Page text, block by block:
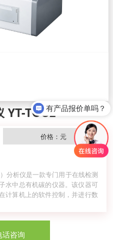
YT-TOC2
价格：元
分析仪是一款专门用于在线检测
水中总有机碳的仪器。该仪器可
计算机上的软件控制，并进行数
话咨询
有产品报价单吗？